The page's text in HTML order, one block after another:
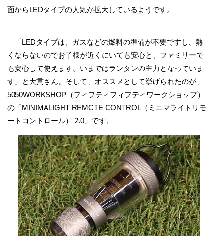
面からLEDタイプの人気が拡大しているようです。
「LEDタイプは、ガスなどの燃料の準備が不要ですし、熱
くならないのでお子様が近くにいても安心と、ファミリーで
も安心して使えます。いまではランタンの主力となっていま
す」と大貫さん。そして、オススメとして挙げられたのが、
5050WORKSHOP（フィフティフィフティワークショップ）
の「MINIMALIGHT REMOTE CONTROL（ミニマライトリモ
ートコントロール） 2.0」です。